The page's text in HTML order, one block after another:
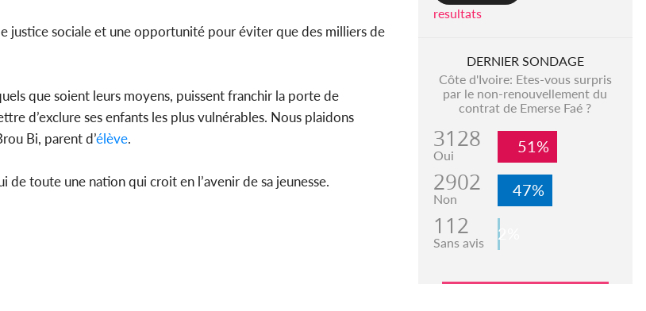
justice sociale et une opportunité pour éviter que des milliers de
que soient leurs moyens, puissent franchir la porte de
d’exclure ses enfants les plus vulnérables. Nous plaidons
Bi, parent d’élève.
de toute une nation qui croit en l’avenir de sa jeunesse.
resultats
DERNIER SONDAGE
Côte d'Ivoire: Etes-vous surpris
par le non-renouvellement du
contrat de Emerse Faé ?
3128
Oui 51%
2902
Non 47%
112
Sans avis 2%